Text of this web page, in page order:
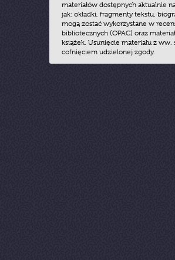
materiałów dostępnych aktualnie
jak: okładki, fragmenty tekstu,
mogą zostać wykorzystane w
bibliotecznych (OPAC) oraz
książek. Usunięcie materiału z
cofnięciem udzielonej zgody.